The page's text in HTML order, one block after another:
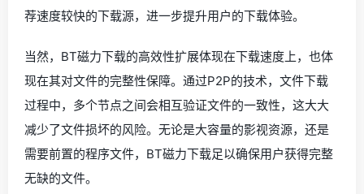
荐速度较快的下载源，进一步提升用户的下载体验。
当然，BT磁力下载的高效性扩展体现在下载速度上，也体
现在其对文件的完整性保障。通过P2P的技术，文件下载
过程中，多个节点之间会相互验证文件的一致性，这大大
减少了文件损坏的风险。无论是大容量的影视资源，还是
需要前置的程序文件，BT磁力下载足以确保用户获得完整
无缺的文件。